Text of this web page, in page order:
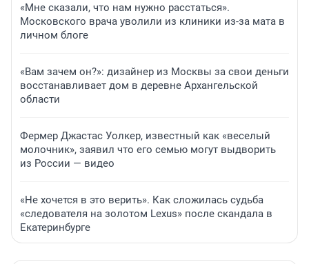
«Мне сказали, что нам нужно расстаться».
Московского врача уволили из клиники из-за мата в
личном блоге
«Вам зачем он?»: дизайнер из Москвы за свои деньги
восстанавливает дом в деревне Архангельской
области
Фермер Джастас Уолкер, известный как «веселый
молочник», заявил что его семью могут выдворить
из России — видео
«Не хочется в это верить». Как сложилась судьба
«следователя на золотом Lexus» после скандала в
Екатеринбурге